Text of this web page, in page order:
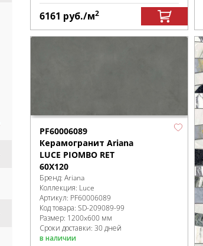
6161 руб./м2
PF60006089
Керамогранит Ariana
LUCE PIOMBO RET
60X120
Бренд: Ariana
Коллекция: Luce
Артикул: PF60006089
Код товара: SD-209089-99
Размер: 1200x600 мм
Сроки доставки: 30 дней
в наличии